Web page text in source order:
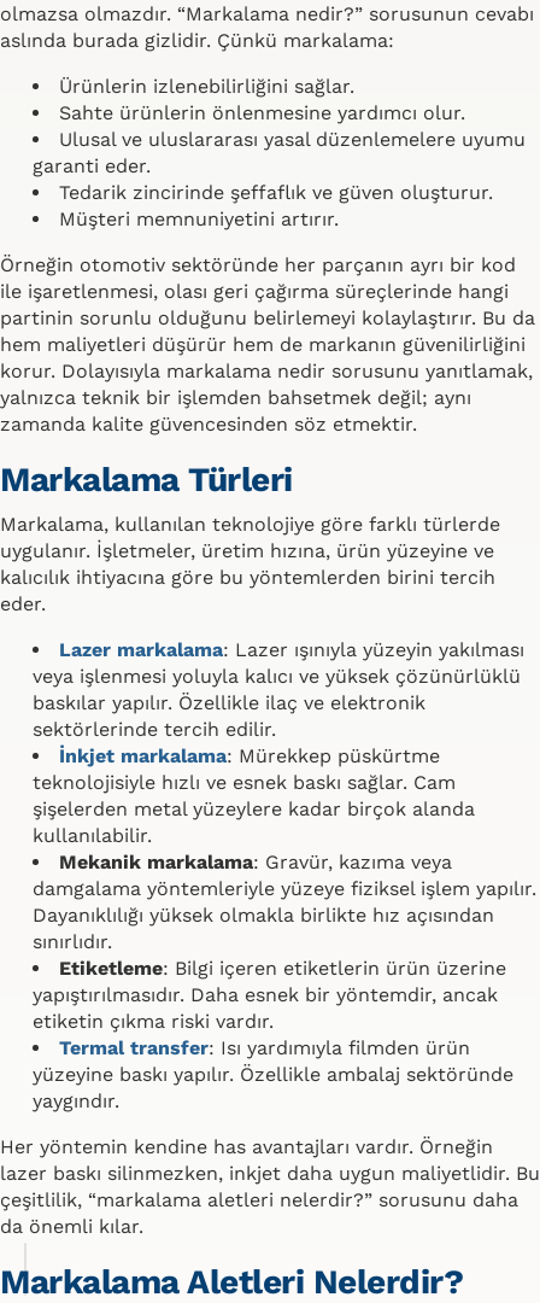
olmazsa olmazdır. “Markalama nedir?” sorusunun cevabı
aslında burada gizlidir. Çünkü markalama:
Ürünlerin izlenebilirliğini sağlar.
Sahte ürünlerin önlenmesine yardımcı olur.
Ulusal ve uluslararası yasal düzenlemelere uyumu
garanti eder.
Tedarik zincirinde şeffaflık ve güven oluşturur.
Müşteri memnuniyetini artırır.
Örneğin otomotiv sektöründe her parçanın ayrı bir kod
ile işaretlenmesi, olası geri çağırma süreçlerinde hangi
partinin sorunlu olduğunu belirlemeyi kolaylaştırır. Bu da
hem maliyetleri düşürür hem de markanın güvenilirliğini
korur. Dolayısıyla markalama nedir sorusunu yanıtlamak,
yalnızca teknik bir işlemden bahsetmek değil; aynı
zamanda kalite güvencesinden söz etmektir.
Markalama Türleri
Markalama, kullanılan teknolojiye göre farklı türlerde
uygulanır. İşletmeler, üretim hızına, ürün yüzeyine ve
kalıcılık ihtiyacına göre bu yöntemlerden birini tercih
eder.
Lazer markalama: Lazer ışınıyla yüzeyin yakılması
veya işlenmesi yoluyla kalıcı ve yüksek çözünürlüklü
baskılar yapılır. Özellikle ilaç ve elektronik
sektörlerinde tercih edilir.
İnkjet markalama: Mürekkep püskürtme
teknolojisiyle hızlı ve esnek baskı sağlar. Cam
şişelerden metal yüzeylere kadar birçok alanda
kullanılabilir.
Mekanik markalama: Gravür, kazıma veya
damgalama yöntemleriyle yüzeye fiziksel işlem yapılır.
Dayanıklılığı yüksek olmakla birlikte hız açısından
sınırlıdır.
Etiketleme: Bilgi içeren etiketlerin ürün üzerine
yapıştırılmasıdır. Daha esnek bir yöntemdir, ancak
etiketin çıkma riski vardır.
Termal transfer: Isı yardımıyla filmden ürün
yüzeyine baskı yapılır. Özellikle ambalaj sektöründe
yaygındır.
Her yöntemin kendine has avantajları vardır. Örneğin
lazer baskı silinmezken, inkjet daha uygun maliyetlidir. Bu
çeşitlilik, “markalama aletleri nelerdir?” sorusunu daha
da önemli kılar.
Markalama Aletleri Nelerdir?